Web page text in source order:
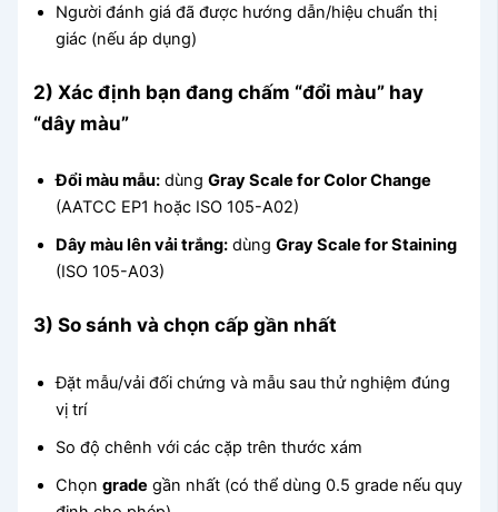
Người đánh giá đã được hướng dẫn/hiệu chuẩn thị
giác (nếu áp dụng)
2) Xác định bạn đang chấm “đổi màu” hay
“dây màu”
Đổi màu mẫu: dùngGray Scale for Color Change
(AATCC EP1 hoặc ISO 105-A02)
Dây màu lên vải trắng: dùngGray Scale for Staining
(ISO 105-A03)
3) So sánh và chọn cấp gần nhất
Đặt mẫu/vải đối chứng và mẫu sau thử nghiệm đúng
vị trí
So độ chênh với các cặp trên thước xám
Chọngrade gần nhất (có thể dùng 0.5 grade nếu quy